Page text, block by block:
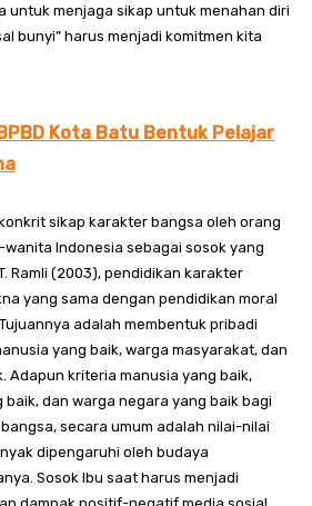
untuk menjaga sikap untuk menahan diri
bunyi” harus menjadi komitmen kita
Kota Batu Bentuk Pelajar
sikap karakter bangsa oleh orang
Indonesia sebagai sosok yang
Ramli (2003), pendidikan karakter
yang sama dengan pendidikan moral
adalah membentuk pribadi
yang baik, warga masyarakat, dan
Adapun kriteria manusia yang baik,
dan warga negara yang baik bagi
secara umum adalah nilai-nilai
dipengaruhi oleh budaya
Sosok Ibu saat harus menjadi